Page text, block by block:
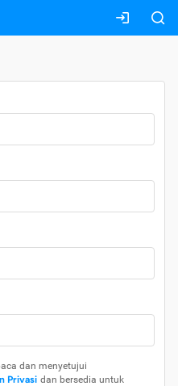
dan menyetujui
Privasi dan bersedia untuk